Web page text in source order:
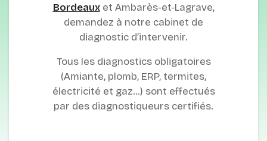
Bordeauxet Ambarès-et-Lagrave,
demandez à notre cabinet de
diagnostic d’intervenir.
Tous les diagnostics obligatoires
(Amiante, plomb, ERP, termites,
électricité et gaz…) sont effectués
par des diagnostiqueurs certifiés.